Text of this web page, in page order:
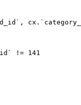
!= 141